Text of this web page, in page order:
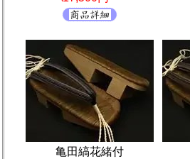
亀田縞花緒付